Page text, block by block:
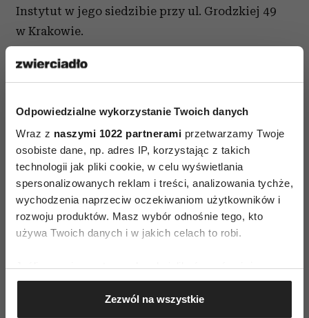
Odpowiedzialne wykorzystanie Twoich danych
Wraz z naszymi 1022 partnerami przetwarzamy Twoje
osobiste dane, np. adres IP, korzystając z takich
technologii jak pliki cookie, w celu wyświetlania
spersonalizowanych reklam i treści, analizowania tychże,
wychodzenia naprzeciw oczekiwaniom użytkowników i
rozwoju produktów. Masz wybór odnośnie tego, kto
używa Twoich danych i w jakich celach to robi.
Jeśli wyrazisz na to zgodę, chcielibyśmy również:
Gromadzić dane dotyczące Twojej lokalizacji
geograficznej z dokładnością nawet do kilku metrów
Zezwól na wszystkie
Instytut w jego siedzibie przy ul. Grodzkiej 49
w Krakowie.
SZTUKA WSPÓŁCZESNA
AUTOPROMOCJA